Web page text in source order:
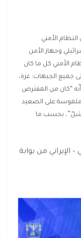
الأمني
وجهاز الأمن
الأمني كل ما كان
جميع الجبهات: غزة،
أنّه “كان من المفترض
ملموسة على الصعيد
بحسب ما
الإيراني من بوابة